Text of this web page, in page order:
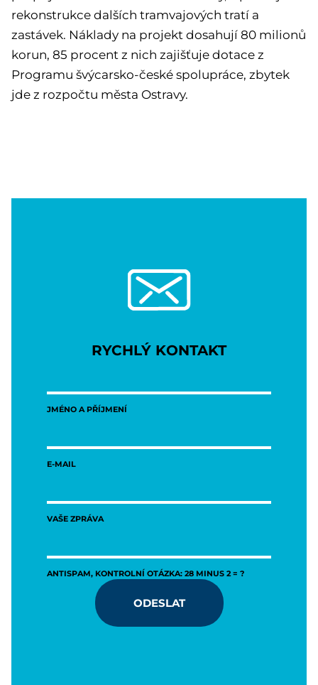
rekonstrukce dalších tramvajových tratí a
zastávek. Náklady na projekt dosahují 80 milionů
korun, 85 procent z nich zajišťuje dotace z
Programu švýcarsko-české spolupráce, zbytek
jde z rozpočtu města Ostravy.
RYCHLÝ KONTAKT
JMÉNO A PŘÍJMENÍ
E-MAIL
VAŠE ZPRÁVA
ANTISPAM, KONTROLNÍ OTÁZKA: 28 MINUS 2 = ?
ODESLAT